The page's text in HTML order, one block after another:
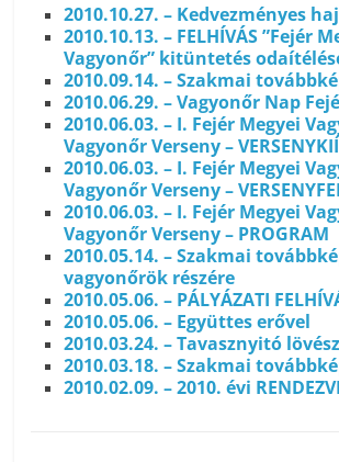
2010.10.27. – Kedvezményes
2010.10.13. – FELHÍVÁS ”Fejér
Vagyonőr” kitüntetés
2010.09.14. – Szakmai
2010.06.29. – Vagyonőr Nap
2010.06.03. – I. Fejér Megyei
Vagyonőr Verseny –
2010.06.03. – I. Fejér Megyei
Vagyonőr Verseny –
2010.06.03. – I. Fejér Megyei
Vagyonőr Verseny – PROGRAM
2010.05.14. – Szakmai
vagyonőrök részére
2010.05.06. – PÁLYÁZATI
2010.05.06. – Együttes erővel
2010.03.24. – Tavasznyitó
2010.03.18. – Szakmai
2010.02.09. – 2010. évi